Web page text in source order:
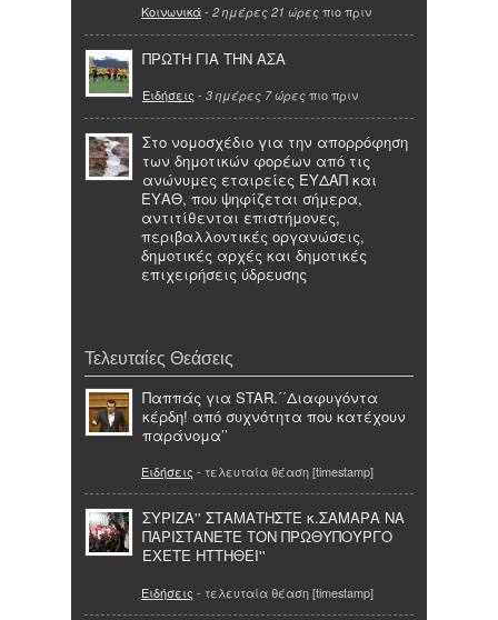
Κοινωνικά- 2 ημέρες 21 ώρες πιο πριν
ΠΡΩΤΗ ΓΙΑ ΤΗΝ ΑΣΑ
Ειδήσεις - 3 ημέρες 7 ώρες πιο πριν
Στο νομοσχέδιο για την απορρόφηση
των δημοτικών φορέων από τις
ανώνυμες εταιρείες ΕΥΔΑΠ και
ΕΥΑΘ, που ψηφίζεται σήμερα,
αντιτίθενται επιστήμονες,
περιβαλλοντικές οργανώσεις,
δημοτικές αρχές και δημοτικές
επιχειρήσεις ύδρευσης
Τελευταίες Θεάσεις
Παππάς για STAR.΄΄Διαφυγόντα
κέρδη! από συχνότητα που κατέχουν
παράνομα’’
Ειδήσεις - τελευταία θέαση [timestamp]
ΣΥΡΙΖΑ'' ΣΤΑΜΑΤΗΣΤΕ κ.ΣΑΜΑΡΑ ΝΑ
ΠΑΡΙΣΤΑΝΕΤΕ ΤΟΝ ΠΡΩΘΥΠΟΥΡΓΟ
ΕΧΕΤΕ ΗΤΤΗΘΕΙ''
Ειδήσεις - τελευταία θέαση [timestamp]